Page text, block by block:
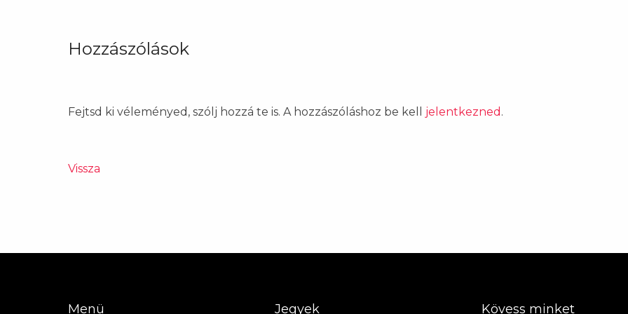
Hozzászólások
Fejtsd ki véleményed, szólj hozzá te is. A hozzászóláshoz be kell jelentkezned .
Vissza
Menü Jegyek Kövess minket